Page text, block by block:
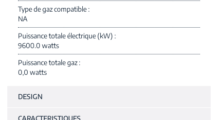
Type de gaz compatible
NA
Puissance totale électrique (kW)
9600.0 watts
Puissance totale gaz
0,0 watts
DESIGN
CARACTERISTIQUES